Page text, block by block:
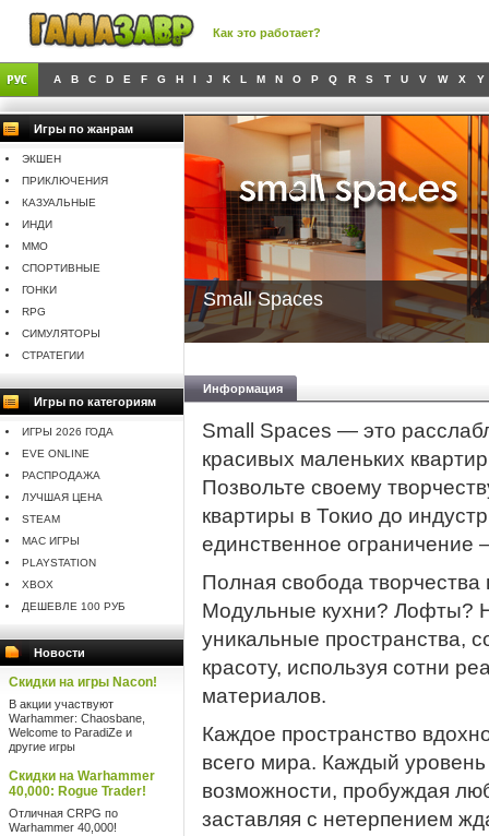
Как это работает?
A B C D E F G H I J K L M N O P Q R S T U V W X Y
Игры по жанрам
ЭКШЕН
ПРИКЛЮЧЕНИЯ
КАЗУАЛЬНЫЕ
ИНДИ
MMO
СПОРТИВНЫЕ
ГОНКИ
RPG
СИМУЛЯТОРЫ
СТРАТЕГИИ
Игры по категориям
ИГРЫ 2026 ГОДА
EVE ONLINE
РАСПРОДАЖА
ЛУЧШАЯ ЦЕНА
STEAM
MAC ИГРЫ
PLAYSTATION
XBOX
ДЕШЕВЛЕ 100 РУБ
Новости
Скидки на игры Nacon!
В акции участвуют
Warhammer: Chaosbane,
Welcome to ParadiZe и
другие игры
Скидки на Warhammer
40,000: Rogue Trader!
Отличная CRPG по
Warhammer 40,000!
Small Spaces
Информация
Small Spaces — это
красивых маленьких
Позвольте своему
квартиры в Токио до
единственное ограничение
Полная свобода
Модульные кухни? Лофты?
уникальные пространства,
красоту, используя сотни
материалов.
Каждое пространство
всего мира. Каждый
возможности, пробуждая
заставляя с нетерпением